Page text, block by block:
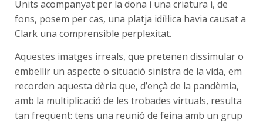
Units acompanyat per la dona i una criatura i, de
fons, posem per cas, una platja idíl·lica havia causat a
Clark una comprensible perplexitat.
Aquestes imatges irreals, que pretenen dissimular o
embellir un aspecte o situació sinistra de la vida, em
recorden aquesta dèria que, d’ençà de la pandèmia,
amb la multiplicació de les trobades virtuals, resulta
tan freqüent: tens una reunió de feina amb un grup